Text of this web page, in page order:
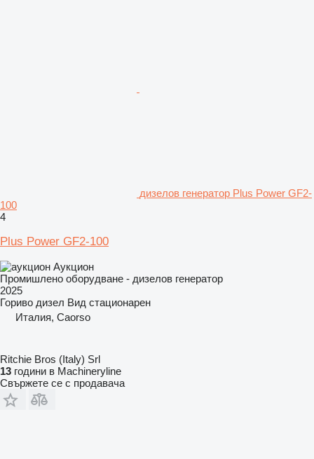
дизелов генератор Plus Power GF2-
100
4
Plus Power GF2-100
Аукцион
Промишлено оборудване - дизелов генератор
2025
Гориво дизел Вид стационарен
Италия, Caorso
Ritchie Bros (Italy) Srl
13 години в Machineryline
Свържете се с продавача